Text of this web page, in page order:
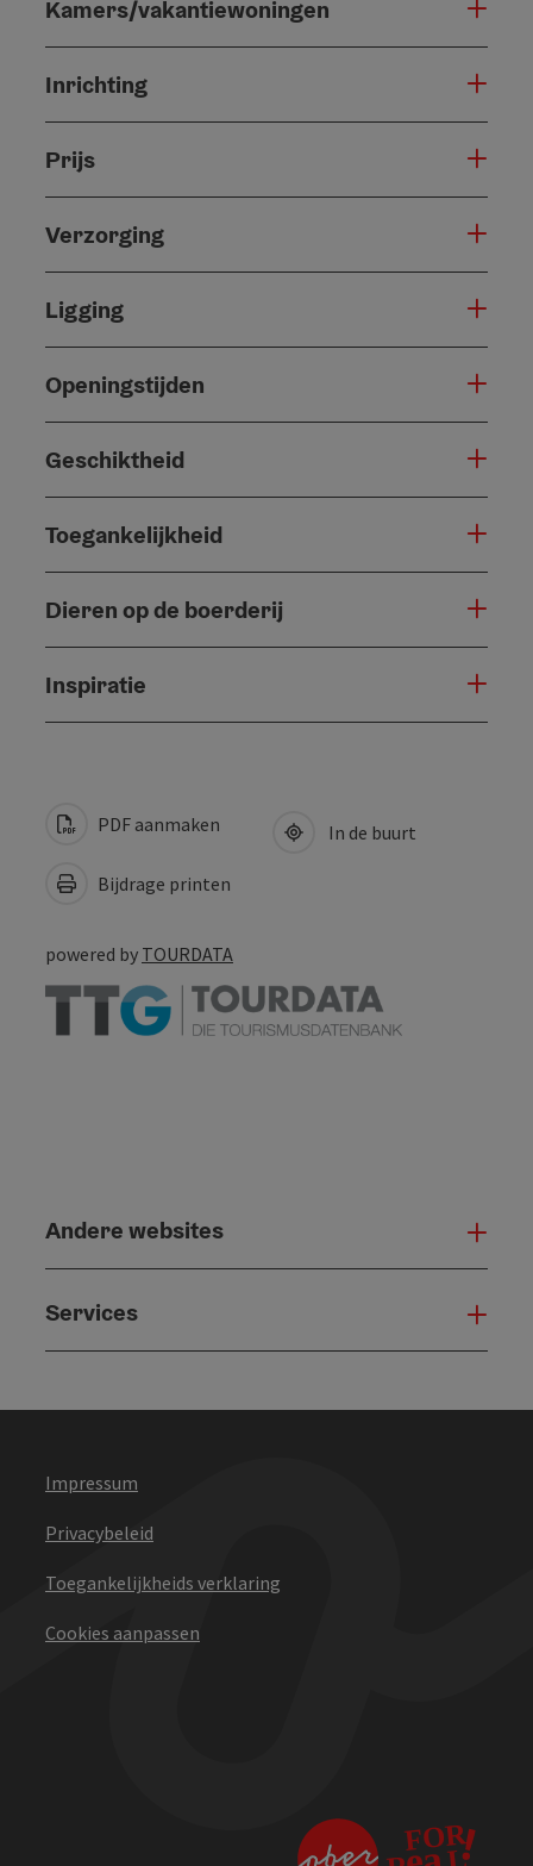
Kamers/vakantiewoningen
Inrichting
Prijs
Verzorging
Ligging
Openingstijden
Geschiktheid
Toegankelijkheid
Dieren op de boerderij
Inspiratie
PDF aanmaken
Bijdrage printen
In de buurt
powered by TOURDATA
Andere websites
Services
Impressum
Privacybeleid
Toegankelijkheids verklaring
Cookies aanpassen